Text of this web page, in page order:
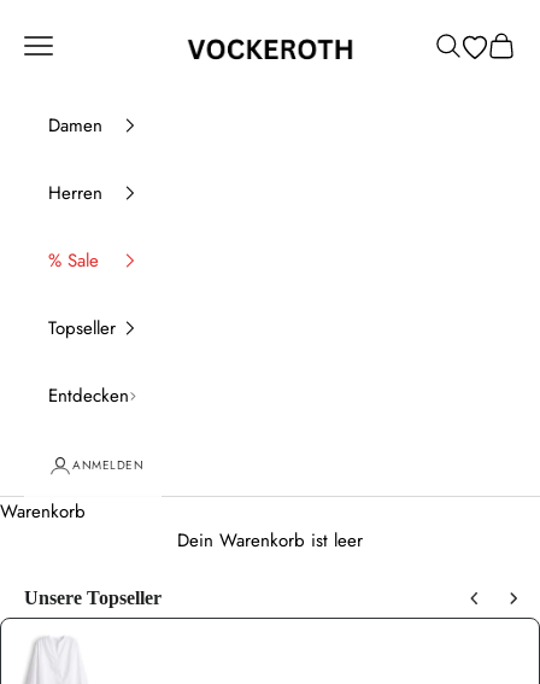
Vockeroth Onlineshop
Menü Suchen
Damen
Herren
% Sale
Topseller
Entdecken
ANMELDEN
Warenkorb
Dein Warenkorb ist leer
Unsere Topseller
Use the Previous and Next buttons to navigate through product